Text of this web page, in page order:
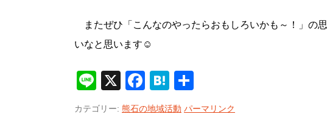
またぜひ「こんなのやったらおもしろいかも～！」の
いなと思います☺
Line
X Facebook
Hatena
有
カテゴリー: 熊石の地域活動 パーマリンク